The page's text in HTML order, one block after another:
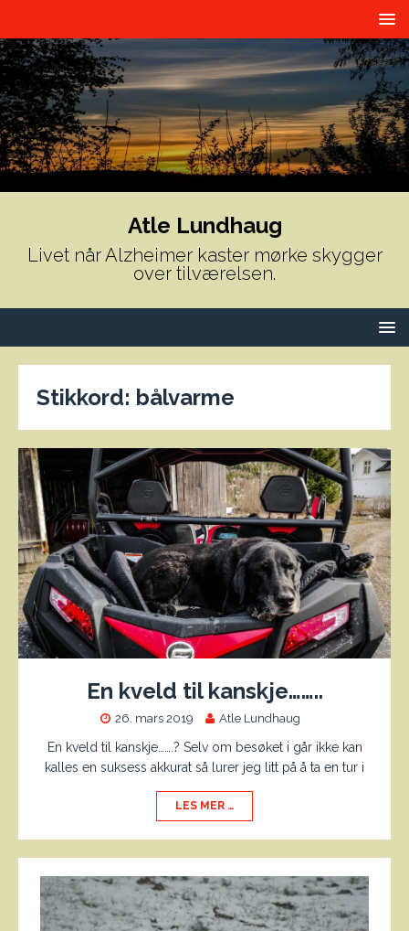
Atle Lundhaug
Livet når Alzheimer kaster mørke skygger
over tilværelsen.
Stikkord: bålvarme
En kveld til kanskje……..
26. mars 2019 Atle Lundhaug
En kveld til kanskje…….? Selv om besøket i går ikke kan
kalles en suksess akkurat så lurer jeg litt på å ta en tur i
LES MER …